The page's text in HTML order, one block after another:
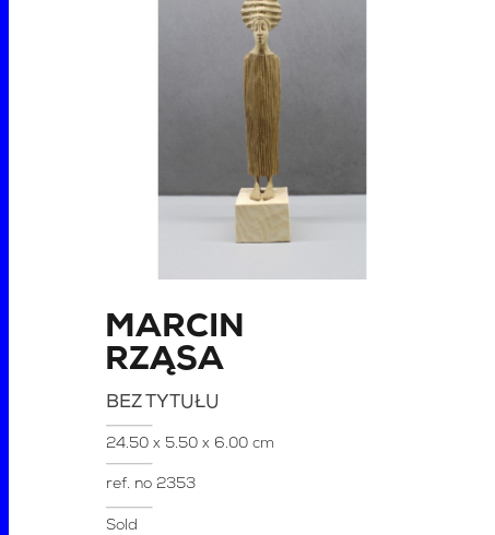
MARCIN
RZĄSA
BEZ TYTUŁU
24.50 x 5.50 x 6.00 cm
ref. no 2353
Sold